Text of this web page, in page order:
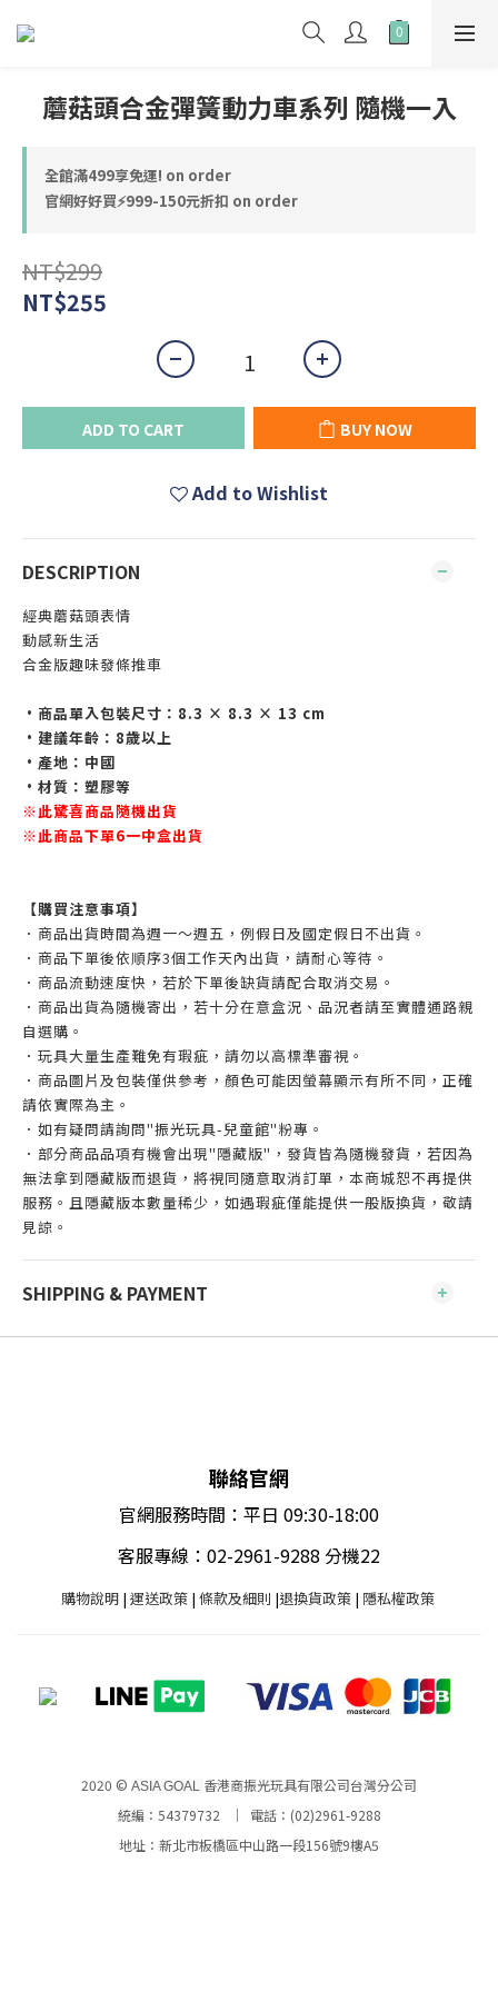
蘑菇頭合金彈簧動力車系列 隨機一入
全館滿499享免運! on order
官網好好買⚡999-150元折扣 on order
NT$299
NT$255
ADD TO CART BUY NOW
Add to Wishlist
DESCRIPTION
經典蘑菇頭表情
動感新生活
合金版趣味發條推車
•商品單入包裝尺寸：8.3 × 8.3 × 13 cm
•建議年齡：8歲以上
•產地：中國
•材質：塑膠等
※此驚喜商品隨機出貨
※此商品下單6一中盒出貨
【購買注意事項】
．商品出貨時間為週一～週五，例假日及國定假日不出貨。
．商品下單後依順序3個工作天內出貨，請耐心等待。
．商品流動速度快，若於下單後缺貨請配合取消交易。
．商品出貨為隨機寄出，若十分在意盒況、品況者請至實體通路親
自選購。
．玩具大量生產難免有瑕疵，請勿以高標準審視。
．商品圖片及包裝僅供參考，顏色可能因螢幕顯示有所不同，正確
請依實際為主。
．如有疑問請詢問"振光玩具-兒童館"粉專。
．部分商品品項有機會出現"隱藏版"，發貨皆為隨機發貨，若因為
無法拿到隱藏版而退貨，將視同隨意取消訂單，本商城恕不再提供
服務。且隱藏版本數量稀少，如遇瑕疵僅能提供一般版換貨，敬請
見諒。
SHIPPING & PAYMENT
聯絡官網
官網服務時間：平日 09:30-18:00
客服專線：02-2961-9288 分機22
購物說明| 運送政策 | 條款及細則 |退換貨政策| 隱私權政策
2020 © ASIA GOAL 香港商振光玩具有限公司台灣分公司
統編：54379732 ｜ 電話：(02)2961-9288
地址：新北市板橋區中山路一段156號9樓A5